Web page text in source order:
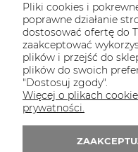
Sosnowiec, ul.
Pliki cookies i
poprawne działanie
dostosować ofertę do
zaakceptować
plików i przejść do
plików do swoich
"Dostosuj zgody".
Więcej o plikach
prywatności.